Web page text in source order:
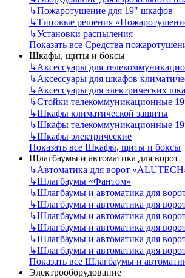
↳Пожаротушение для 19" шкафов
↳Типовые решения
↳Установки распыления
Показать все Средства
Шкафы, щиты и боксы
↳Аксессуары для
↳Аксессуары для шкафов
↳Аксессуары для электрических
↳Стойки телекоммуникационные
↳Шкафы климатической защиты
↳Шкафы телекоммуникационные
↳Шкафы электрические
Показать все Шкафы, щиты и боксы
Шлагбаумы и автоматика для ворот
↳Автоматика для ворот
↳Шлагбаумы «Фантом»
↳Шлагбаумы и автоматика для
↳Шлагбаумы и автоматика для
↳Шлагбаумы и автоматика для
↳Шлагбаумы и автоматика для
↳Шлагбаумы и автоматика для
↳Шлагбаумы и автоматика для
Показать все Шлагбаумы и
Электрооборудование